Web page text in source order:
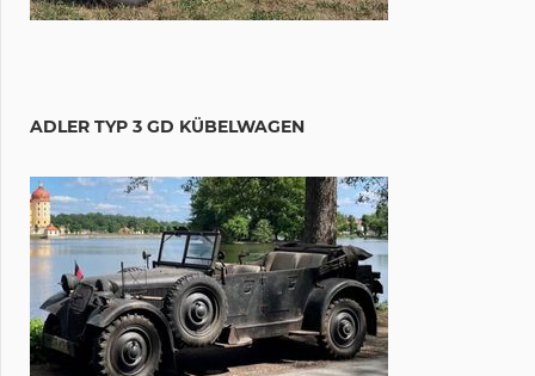
ADLER TYP 3 GD KÜBELWAGEN